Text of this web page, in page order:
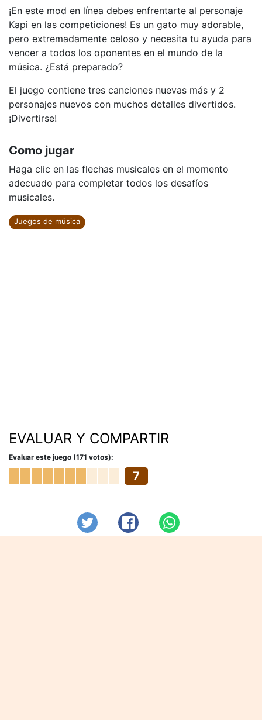
¡En este mod en línea debes enfrentarte al personaje
Kapi en las competiciones! Es un gato muy adorable,
pero extremadamente celoso y necesita tu ayuda para
vencer a todos los oponentes en el mundo de la
música. ¿Está preparado?
El juego contiene tres canciones nuevas más y 2
personajes nuevos con muchos detalles divertidos.
¡Divertirse!
Como jugar
Haga clic en las flechas musicales en el momento
adecuado para completar todos los desafíos
musicales.
Juegos de música
EVALUAR Y COMPARTIR
Evaluar este juego (171 votos):
7